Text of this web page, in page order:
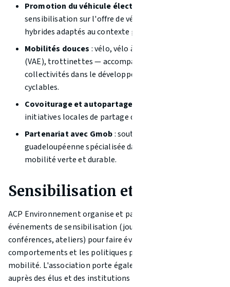
Promotion du véhicule électrique
sensibilisation sur l'offre de véhicules électriques et
hybrides adaptés au contexte guadeloupéen.
Mobilités douces : vélo, vélo à assistance électrique
(VAE), trottinettes — accompagnement des
collectivités dans le développement d'infrastructures
cyclables.
Covoiturage et autopartage
initiatives locales de partage de véhicules.
Partenariat avec Gmob: soutien à cette société
guadeloupéenne spécialisée dans les solutions de
mobilité verte et durable.
Sensibilisation et plaidoyer
ACP Environnement organise et participe à des
événements de sensibilisation (journées sans voiture,
conférences, ateliers) pour faire évoluer les
comportements et les politiques publiques en matière de
mobilité. L'association porte également un plaidoyer
auprès des élus et des institutions pour accélérer le